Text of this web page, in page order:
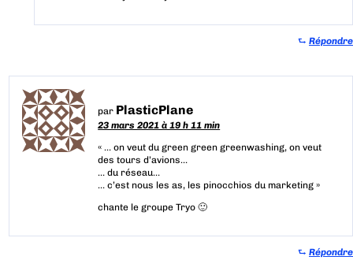
⮑ Répondre
par PlasticPlane
23 mars 2021 à 19 h 11 min
« … on veut du green green greenwashing, on veut
des tours d’avions…
… du réseau…
… c’est nous les as, les pinocchios du marketing »
chante le groupe Tryo 🙂
⮑ Répondre